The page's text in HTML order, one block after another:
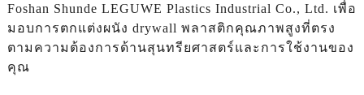
Foshan Shunde LEGUWE Plastics Industrial Co., Ltd. เพื่อ
มอบการตกแต่งผนัง drywall พลาสติกคุณภาพสูงที่ตรง
ตามความต้องการด้านสุนทรียศาสตร์และการใช้งานของ
คุณ